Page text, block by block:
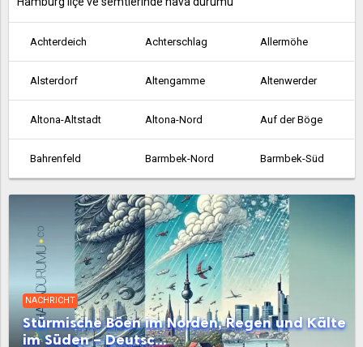
Achterdeich Achterschlag Allermöhe
Alsterdorf Altengamme Altenwerder
Altona-Altstadt Altona-Nord Auf der Böge
Bahrenfeld Barmbek-Nord Barmbek-Süd
Bergedorf Bergstedt Billbrook
Billstedt Billwerder an der Bille Blankenese
Boberg Borgfelde Borghorst
Brakenburg Bramfeld Cranz
NACHRICHT
Stürmische Böen im Norden, Regen und Kälte
im Süden – Deutsc...